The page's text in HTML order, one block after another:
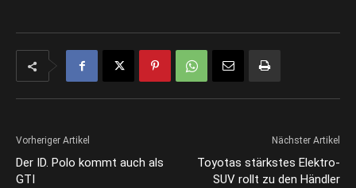
Vorheriger Artikel
Der ID. Polo kommt auch als
GTI
Nächster Artikel
Toyotas stärkstes Elektro-
SUV rollt zu den Händler